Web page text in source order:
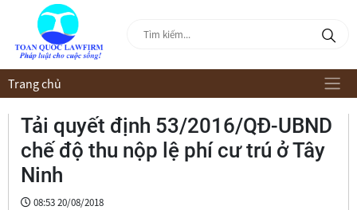
Trang chủ
Tải quyết định 53/2016/QĐ-UBND
chế độ thu nộp lệ phí cư trú ở Tây
Ninh
08:53 20/08/2018